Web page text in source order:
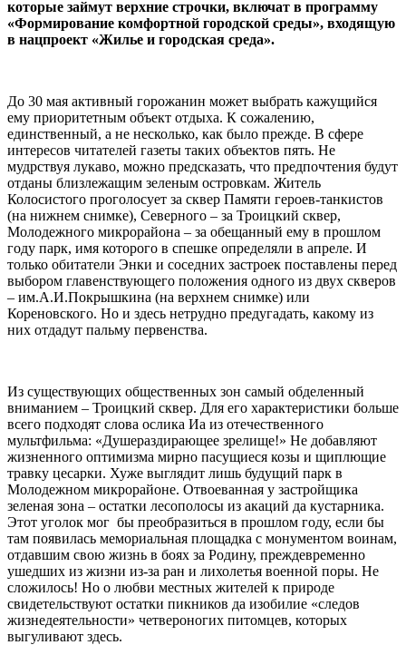
которые займут верхние строчки, включат в программу
«Формирование комфортной городской среды», входящую
в нацпроект «Жилье и городская среда».
До 30 мая активный горожанин может выбрать кажущийся
ему приоритетным объект отдыха. К сожалению,
единственный, а не несколько, как было прежде. В сфере
интересов читателей газеты таких объектов пять. Не
мудрствуя лукаво, можно предсказать, что предпочтения будут
отданы близлежащим зеленым островкам. Житель
Колосистого проголосует за сквер Памяти героев-танкистов
(на нижнем снимке), Северного – за Троицкий сквер,
Молодежного микрорайона – за обещанный ему в прошлом
году парк, имя которого в спешке определяли в апреле. И
только обитатели Энки и соседних застроек поставлены перед
выбором главенствующего положения одного из двух скверов
– им.А.И.Покрышкина (на верхнем снимке) или
Кореновского. Но и здесь нетрудно предугадать, какому из
них отдадут пальму первенства.
Из существующих общественных зон самый обделенный
вниманием – Троицкий сквер. Для его характеристики больше
всего подходят слова ослика Иа из отечественного
мультфильма: «Душераздирающее зрелище!» Не добавляют
жизненного оптимизма мирно пасущиеся козы и щиплющие
травку цесарки. Хуже выглядит лишь будущий парк в
Молодежном микрорайоне. Отвоеванная у застройщика
зеленая зона – остатки лесополосы из акаций да кустарника.
Этот уголок мог бы преобразиться в прошлом году, если бы
там появилась мемориальная площадка с монументом воинам,
отдавшим свою жизнь в боях за Родину, преждевременно
ушедших из жизни из-за ран и лихолетья военной поры. Не
сложилось! Но о любви местных жителей к природе
свидетельствуют остатки пикников да изобилие «следов
жизнедеятельности» четвероногих питомцев, которых
выгуливают здесь.